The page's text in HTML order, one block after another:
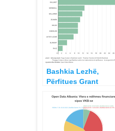
Durrës Janar – Prill
2021
Bashkia Lezhë,
Përfitues Grant
DS5 Shkurt – Prill
2021 VKB 25, 49, dhe
80/2021